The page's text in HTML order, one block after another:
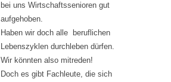
bei uns Wirtschaftssenioren gut
aufgehoben.
Haben wir doch alle beruflichen
Lebenszyklen durchleben dürfen.
Wir könnten also mitreden!
Doch es gibt Fachleute, die sich